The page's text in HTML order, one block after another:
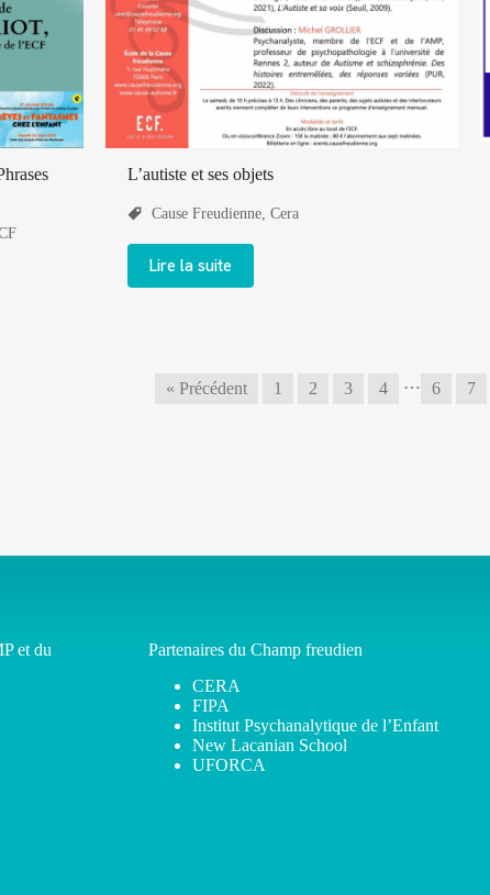
L’autiste et ses objets
Cause Freudienne Cera
Lire la suite
« Précédent 1 2 3 4 … 6 7
et du
Partenaires du Champ freudien
CERA
FIPA
Institut Psychanalytique de l’Enfant
New Lacanian School
UFORCA